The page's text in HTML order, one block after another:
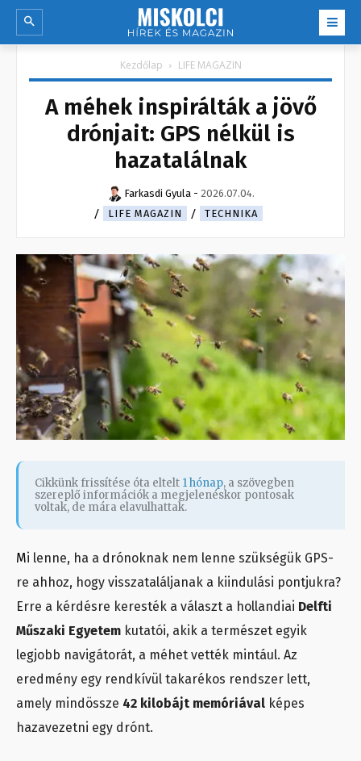
Kezdőlap LIFE MAGAZIN
A méhek inspirálták a jövő
drónjait: GPS nélkül is
hazatalálnak
Farkasdi Gyula - 2026.07.04.
LIFE MAGAZIN
TECHNIKA
Cikkünk frissítése óta eltelt 1 hónap, a szövegben
szereplő információk a megjelenéskor pontosak
voltak, de mára elavulhattak.
Mi lenne, ha a drónoknak nem lenne szükségük GPS-
re ahhoz, hogy visszataláljanak a kiindulási pontjukra?
Erre a kérdésre keresték a választ a hollandiai Delfti
Műszaki Egyetem kutatói, akik a természet egyik
legjobb navigátorát, a méhet vették mintául. Az
eredmény egy rendkívül takarékos rendszer lett,
amely mindössze 42 kilobájt memóriával képes
hazavezetni egy drónt.